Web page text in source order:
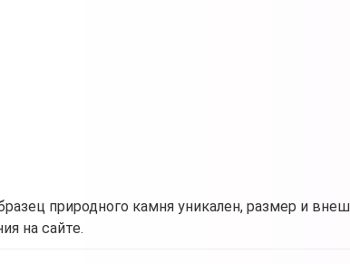
природного камня уникален, размер и
на сайте.